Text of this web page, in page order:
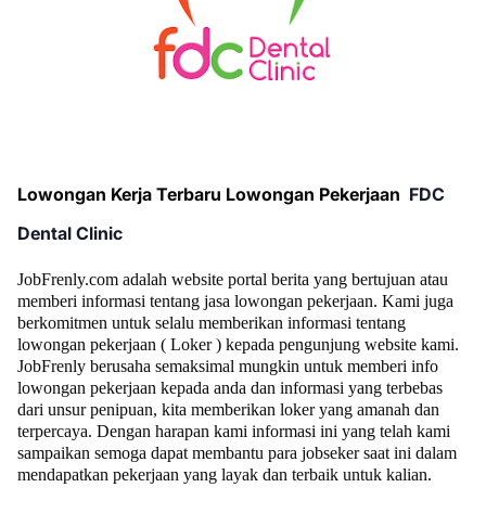
Lowongan Kerja Terbaru Lowongan Pekerjaan FDC
Dental Clinic
JobFrenly.com adalah website portal berita yang bertujuan atau
memberi informasi tentang jasa lowongan pekerjaan. Kami juga
berkomitmen untuk selalu memberikan informasi tentang
lowongan pekerjaan ( Loker ) kepada pengunjung website kami.
JobFrenly berusaha semaksimal mungkin untuk memberi info
lowongan pekerjaan kepada anda dan informasi yang terbebas
dari unsur penipuan, kita memberikan loker yang amanah dan
terpercaya. Dengan harapan kami informasi ini yang telah kami
sampaikan semoga dapat membantu para jobseker saat ini dalam
mendapatkan pekerjaan yang layak dan terbaik untuk kalian.